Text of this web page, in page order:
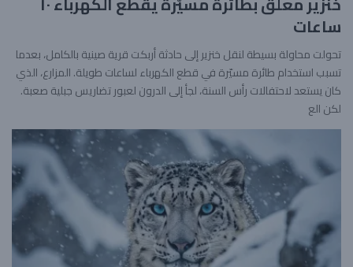
ساعات
تحولت محاولة بسيطة لنقل خنزير إلى حادثة أربكت قرية صينية بالكامل، بعدما
تسبب استخدام طائرة مسيّرة في قطع الكهرباء لساعات طويلة. المزارع، الذي
كان يستعد لاحتفالات رأس السنة، لجأ إلى الدرون لعبور تضاريس جبلية صعبة.
لكن الع